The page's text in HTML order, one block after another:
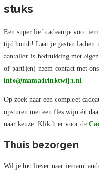
stuks
Een super lief cadeautje voor
tijd houdt! Laat je gasten lachen
aantallen is bedrukking met
of partijen) neem contact met
info@mamadrinktwijn.nl
Op zoek naar een compleet
opsturen met een fles wijn én
naar keuze. Klik hier voor de
Thuis bezorgen
Wil je het liever naar iemand